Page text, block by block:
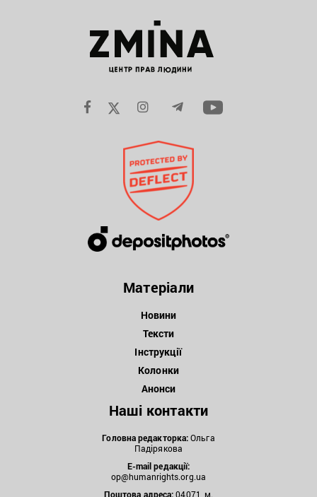
Матеріали
Новини
Тексти
Інструкції
Колонки
Анонси
Наші контакти
Головна редакторка:Ольга
Падірякова
E-mail редакції:
op@humanrights.org.ua
Поштова адреса:04071, м.